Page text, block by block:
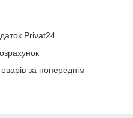
Privat24
за попереднім